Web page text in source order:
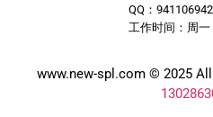
QQ：941106942
工作时间：周
www.new-spl.com © 2025